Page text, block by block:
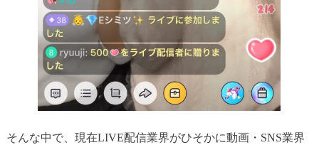
そんな中で、現在LIVE配信業界がひそかに動画・SNS業界